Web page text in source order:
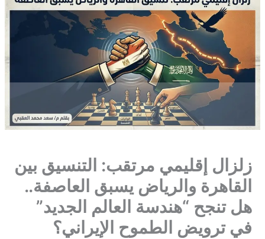
​زلزال إقليمي مرتقب: التنسيق بين
القاهرة والرياض يسبق العاصفة..
هل تنجح “هندسة العالم الجديد”
في ترويض الطموح الإيراني؟​